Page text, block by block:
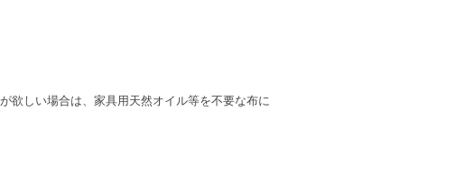
欲しい場合は、家具用天然オイル等を不要な布に